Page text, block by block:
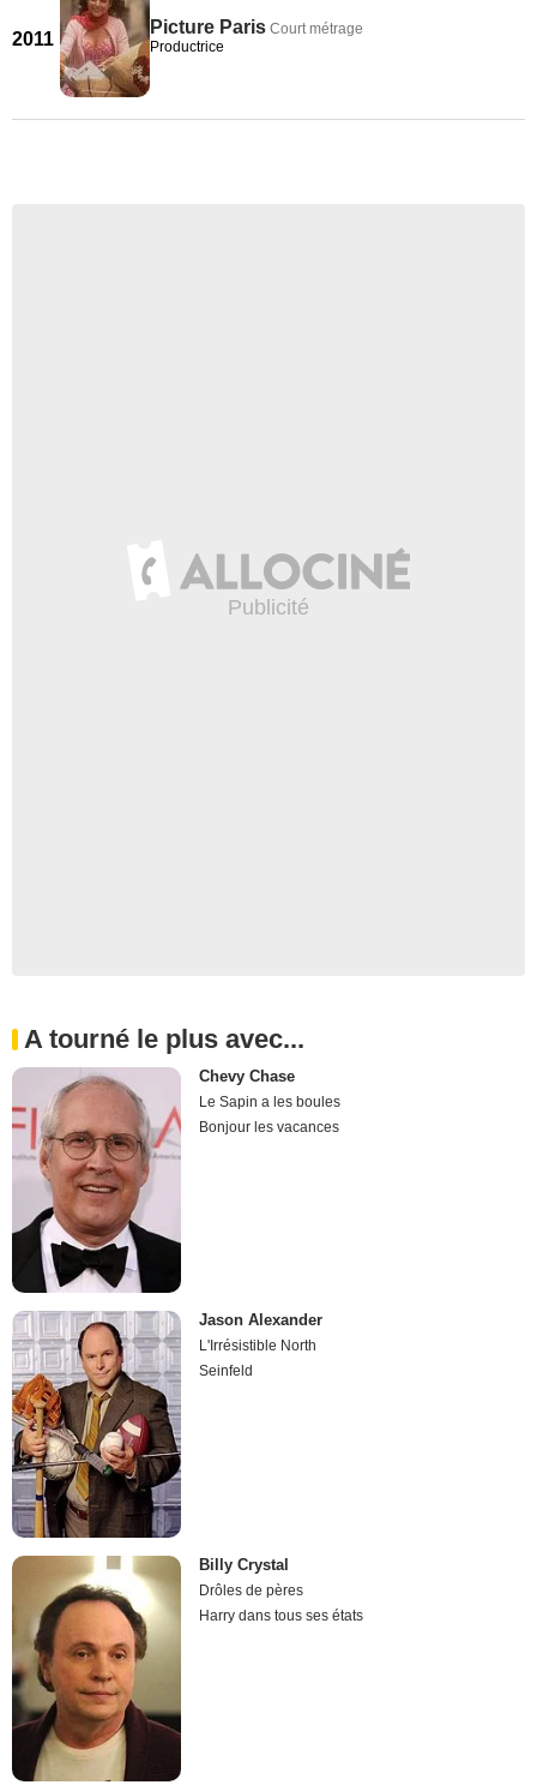
2011
Picture Paris Court métrage
Productrice
A tourné le plus avec...
Chevy Chase
Le Sapin a les boules
Bonjour les vacances
Jason Alexander
L'Irrésistible North
Seinfeld
Billy Crystal
Drôles de pères
Harry dans tous ses états